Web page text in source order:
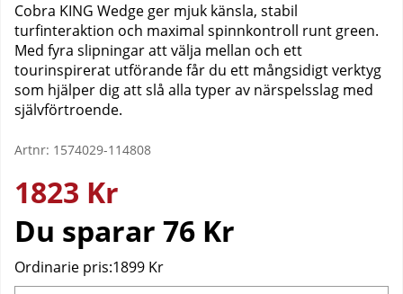
Cobra KING Wedge ger mjuk känsla, stabil
turfinteraktion och maximal spinnkontroll runt green.
Med fyra slipningar att välja mellan och ett
tourinspirerat utförande får du ett mångsidigt verktyg
som hjälper dig att slå alla typer av närspelsslag med
självförtroende.
Artnr: 1574029-114808
1823 Kr
Du sparar 76 Kr
Ordinarie pris:1899 Kr